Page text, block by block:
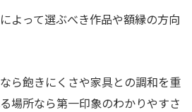
よって選ぶべき作品や額縁の方向
ら飽きにくさや家具との調和を重
場所なら第一印象のわかりやすさ